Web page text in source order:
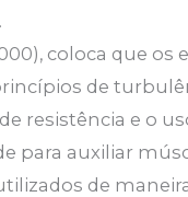
coloca que os
de
resistência e o
para auxiliar
de